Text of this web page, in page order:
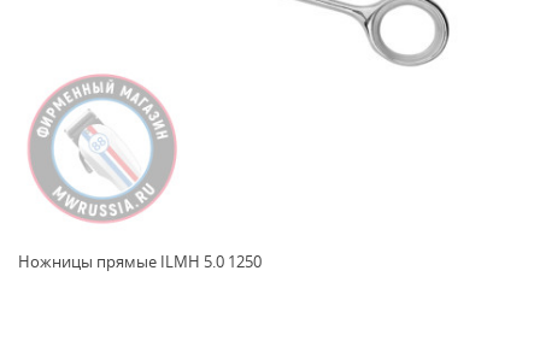
Ножницы прямые ILMH 5.0 1250